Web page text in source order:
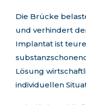
Die Brücke
und verhindert
Implantat ist
Lösung
individuellen